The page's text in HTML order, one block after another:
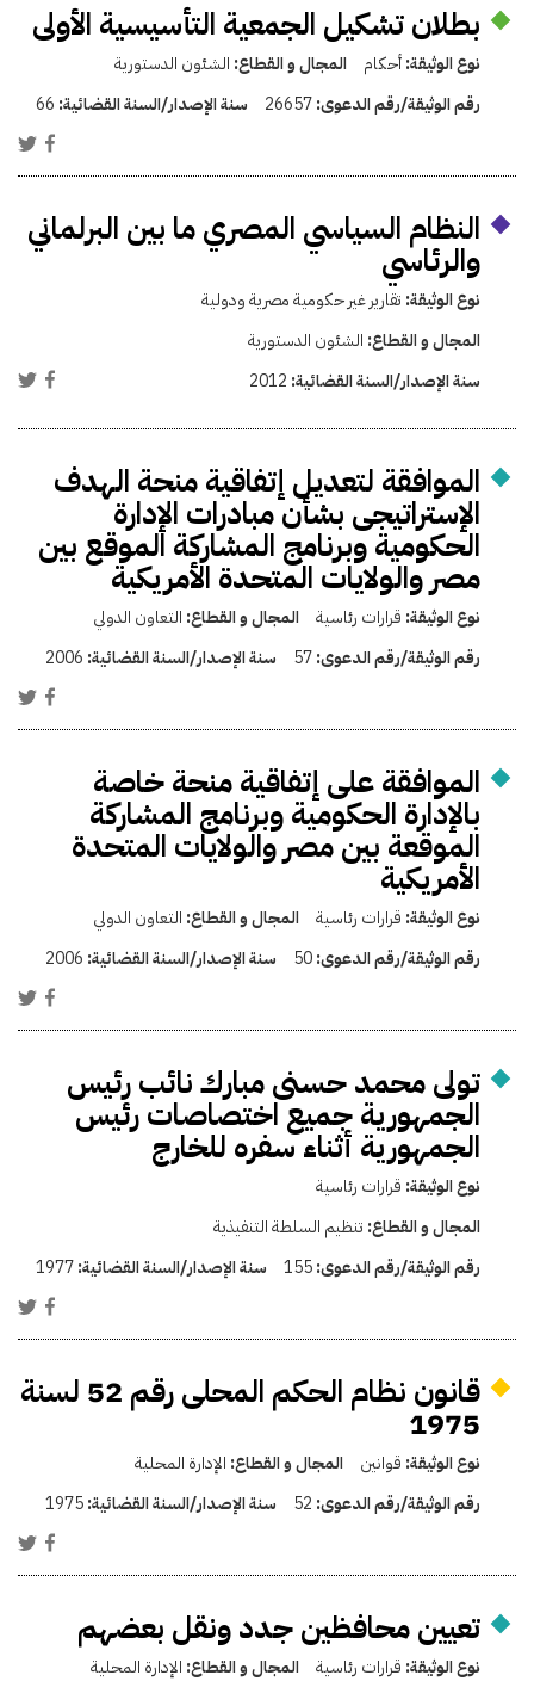
بطلان تشكيل الجمعية التأسيسية الأولى
نوع الوثيقة:أحكام المجال و القطاع: الشئون الدستورية
رقم الوثيقة/رقم الدعوى:26657 سنة الإصدار/السنة القضائية: 66
النظام السياسي المصري ما بين البرلماني
والرئاسي
نوع الوثيقة: تقارير غير حكومية مصرية ودولية
المجال و القطاع: الشئون الدستورية
سنة الإصدار/السنة القضائية: 2012
الموافقة لتعديل إتفاقية منحة الهدف
الإستراتيجى بشأن مبادرات الإدارة
الحكومية وبرنامج المشاركة الموقع بين
مصر والولايات المتحدة الأمريكية
نوع الوثيقة: قرارات رئاسية المجال و القطاع: التعاون الدولي
رقم الوثيقة/رقم الدعوى:57 سنة الإصدار/السنة القضائية: 2006
الموافقة على إتفاقية منحة خاصة
بالإدارة الحكومية وبرنامج المشاركة
الموقعة بين مصر والولايات المتحدة
الأمريكية
نوع الوثيقة: قرارات رئاسية المجال و القطاع: التعاون الدولي
رقم الوثيقة/رقم الدعوى:50 سنة الإصدار/السنة القضائية: 2006
تولى محمد حسنى مبارك نائب رئيس
الجمهورية جميع اختصاصات رئيس
الجمهورية أثناء سفره للخارج
نوع الوثيقة: قرارات رئاسية
المجال و القطاع: تنظيم السلطة التنفيذية
رقم الوثيقة/رقم الدعوى:155 سنة الإصدار/السنة القضائية:1977
قانون نظام الحكم المحلى رقم 52 لسنة
1975
نوع الوثيقة: قوانين المجال و القطاع: الإدارة المحلية
رقم الوثيقة/رقم الدعوى: 52 سنة الإصدار/السنة القضائية:1975
تعيين محافظين جدد ونقل بعضهم
نوع الوثيقة: قرارات رئاسية المجال و القطاع: الإدارة المحلية